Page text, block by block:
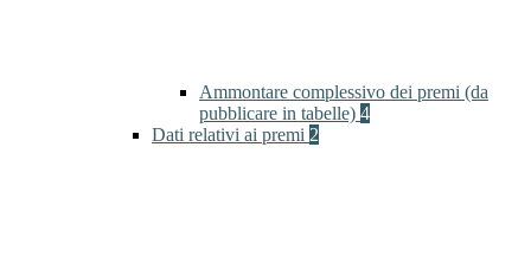
Ammontare complessivo dei premi (da
pubblicare in tabelle) 4
Dati relativi ai premi 2